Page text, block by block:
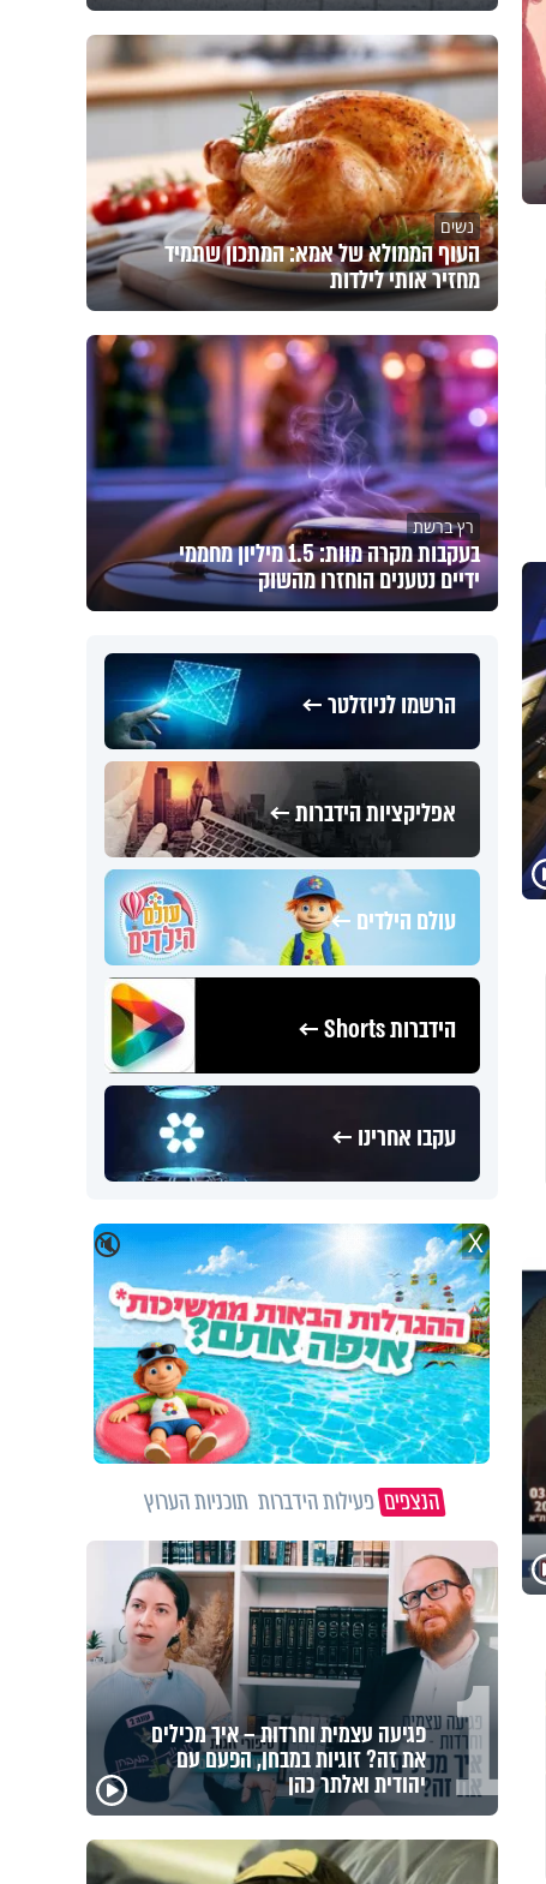
נשים
העוף הממולא של אמא: המתכון שתמיד
מחזיר אותי לילדות
רץ ברשת
בעקבות מקרה מוות: 1.5 מיליון מחממי
ידיים נטענים הוחזרו מהשוק
הרשמו לניוזלטר ←
אפליקציות הידברות ←
עולם הילדים ←
הידברות Shorts ←
עקבו אחרינו ←
🔇 X
הנצפיםפעילות הידברות תוכניות הערוץ
1 מזוזות, ציציות וספרים מחזקים:
המיזם שיביא שמירה רוחנית לאלפי
חיילי צה"ל